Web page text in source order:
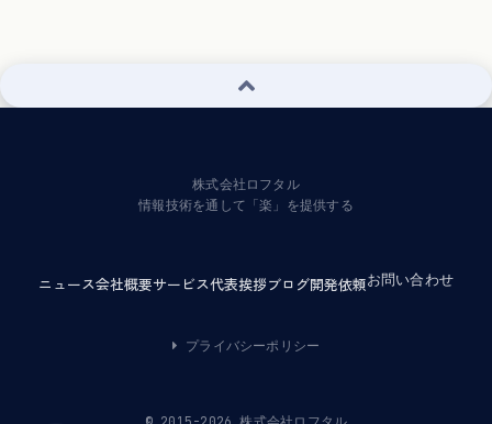
株式会社ロフタル
情報技術を通して「楽」を提供する
ニュース会社概要サービス代表挨拶ブログ開発依頼お問い合わせ
プライバシーポリシー